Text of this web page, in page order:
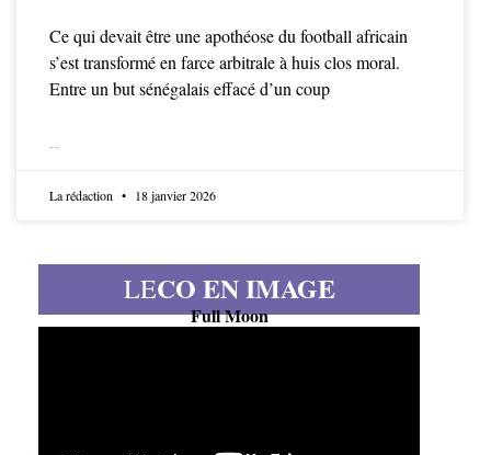
Ce qui devait être une apothéose du football africain
s’est transformé en farce arbitrale à huis clos moral.
Entre un but sénégalais effacé d’un coup
La rédaction 18 janvier 2026
LECO EN IMAGE
Full Moon